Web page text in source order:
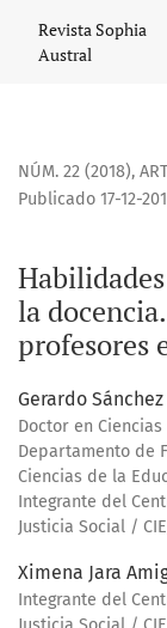
Habilidades
Revista Sophia
Austral
NÚM. 22 (2018),
la
profesores
Publicado 17-12-
Gerardo
Doctor en
Departamento de
Ciencias de la
Integrante del
Justicia Social /
Ximena Jara
Integrante del